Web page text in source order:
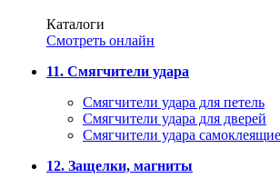
Каталоги
Смотреть онлайн
11. Смягчители удара
Смягчители удара для петель
Смягчители удара для дверей
Cмягчители удара
12. Защелки, магниты